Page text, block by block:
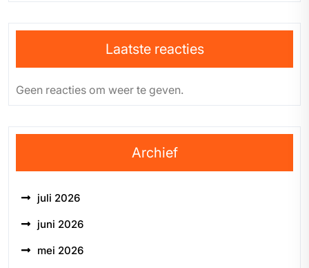
Laatste reacties
Geen reacties om weer te geven.
Archief
juli 2026
juni 2026
mei 2026